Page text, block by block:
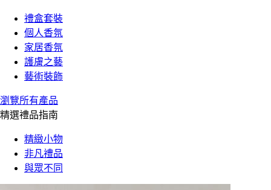
禮盒套裝
個人香氛
家居香氛
護膚之藝
藝術裝飾
瀏覽所有產品
精選禮品指南
精緻小物
非凡禮品
與眾不同